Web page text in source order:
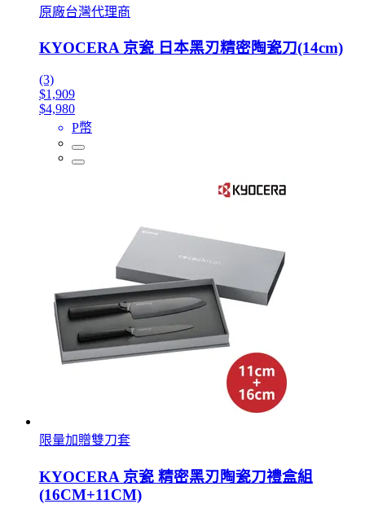
原廠台灣代理商
KYOCERA 京瓷 日本黑刃精密陶瓷刀(14cm)
(3)
$1,909
$4,980
P幣
限量加贈雙刀套
KYOCERA 京瓷 精密黑刃陶瓷刀禮盒組
(16CM+11CM)